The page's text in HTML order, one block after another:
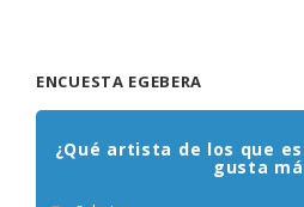
ENCUESTA EGEBERA
¿Qué artista de los que
gusta